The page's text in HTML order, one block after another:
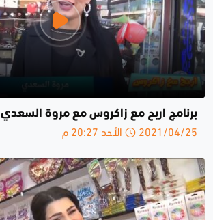
برنامج اربح مع زاكروس مع مروة السعدي
2021/04/25 الأحد 20:27 م